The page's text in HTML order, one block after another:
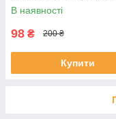
В наявності
98 ₴ 200 ₴
Купити